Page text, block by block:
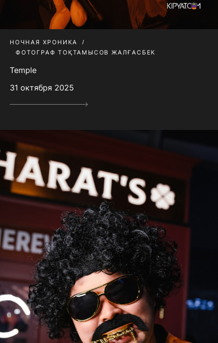
НОЧНАЯ ХРОНИКА
ФОТОГРАФ ТОҚТАМЫСОВ ЖАЛҒАСБЕК
Temple
31 октября 2025